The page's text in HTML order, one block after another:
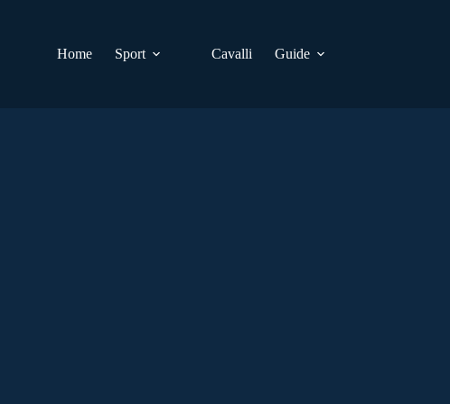
Home
Sport Cavalli Guide